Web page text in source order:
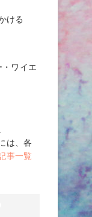
ける
ワイエ
は、各
事一覧